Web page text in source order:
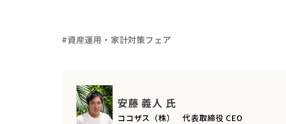
#資産運用・家計対策フェア
安藤 義人 氏
ココザス（株） 代表取締役 CEO